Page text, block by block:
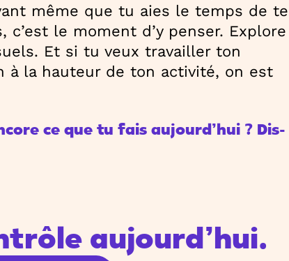
même que tu aies le temps de te
le moment d’y penser. Explore
Et si tu veux travailler ton
à la hauteur de ton activité, on est
ce que tu fais aujourd’hui ? Dis-
aujourd’hui.